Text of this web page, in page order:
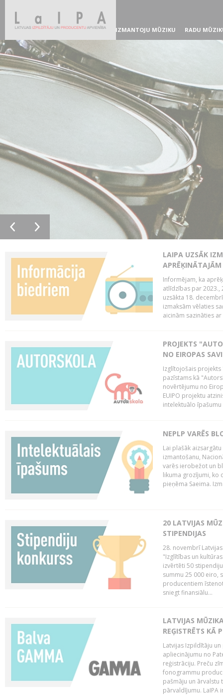
IZMANTOJU MŪZIKU RADU
LAIPA UZSĀK
Informējam, ka
atlīdzības par 2023.,
uzsākta 18.
izmaksām vēlaties
aicinām sazināties
PROJEKTS
NO EIROPAS
Izglītojošais projekts
pazīstams kā
novērtējumu no
EUIPO projektu
intelektuālo
NEPLP VARĒS
Lai plašāk
izmantošanu,
varēs ierobežot un
likuma grozījumi, ko
pieņēma Saeima.
20 LATVIJAS
STIPENDIJAS
28. novembrī
"Izglītības un
izvērtēti 50
summu 25 000 eiro,
producentiem
sniegt finansiālu...
LATVIJAS
REĢISTRĒTS KĀ
Latvijas Izpildītāju
apliecinājumu no
reģistrāciju. Preču
fonogrammu
pašmāju un ārvalstu
pārvaldījumu. LaIPA